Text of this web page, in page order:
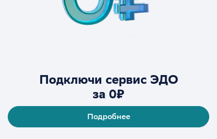
Подключи сервис ЭДО
за 0₽
Подробнее